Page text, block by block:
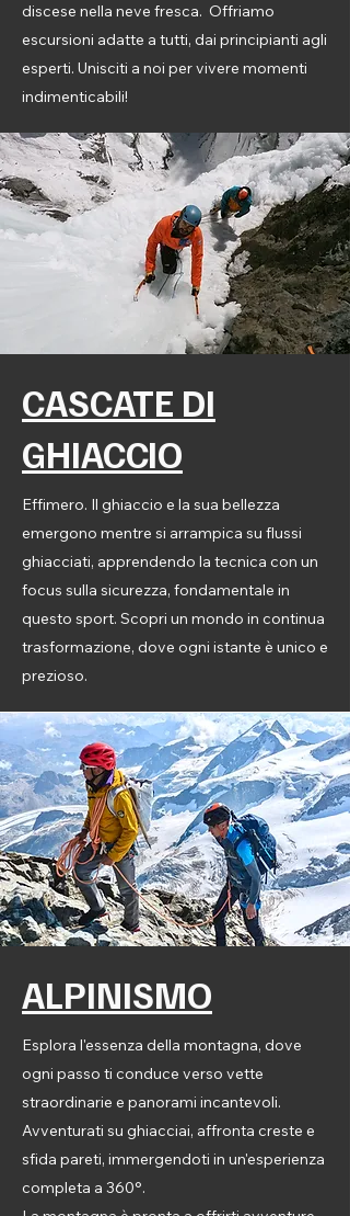
discese nella neve fresca. Offriamo
escursioni adatte a tutti, dai principianti agli
esperti. Unisciti a noi per vivere momenti
indimenticabili!
CASCATE DI
GHIACCIO
Effimero. Il ghiaccio e la sua bellezza
emergono mentre si arrampica su flussi
ghiacciati, apprendendo la tecnica con un
focus sulla sicurezza, fondamentale in
questo sport. Scopri un mondo in continua
trasformazione, dove ogni istante è unico e
prezioso.
ALPINISMO
Esplora l'essenza della montagna, dove
ogni passo ti conduce verso vette
straordinarie e panorami incantevoli.
Avventurati su ghiacciai, affronta creste e
sfida pareti, immergendoti in un'esperienza
completa a 360°.